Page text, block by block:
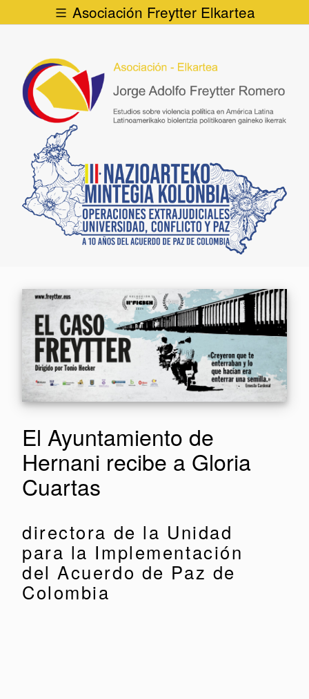
Asociación Freytter Elkartea
El Ayuntamiento de
Hernani recibe a Gloria
Cuartas
directora de la Unidad
para la Implementación
del Acuerdo de Paz de
Colombia